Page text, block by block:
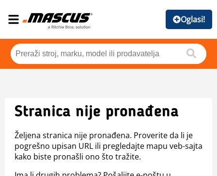
Oglasi!
Stranica nije pronađena
Željena stranica nije pronađena. Proverite da li je
pogrešno upisan URL ili pregledajte mapu veb-sajta
kako biste pronašli ono što tražite.